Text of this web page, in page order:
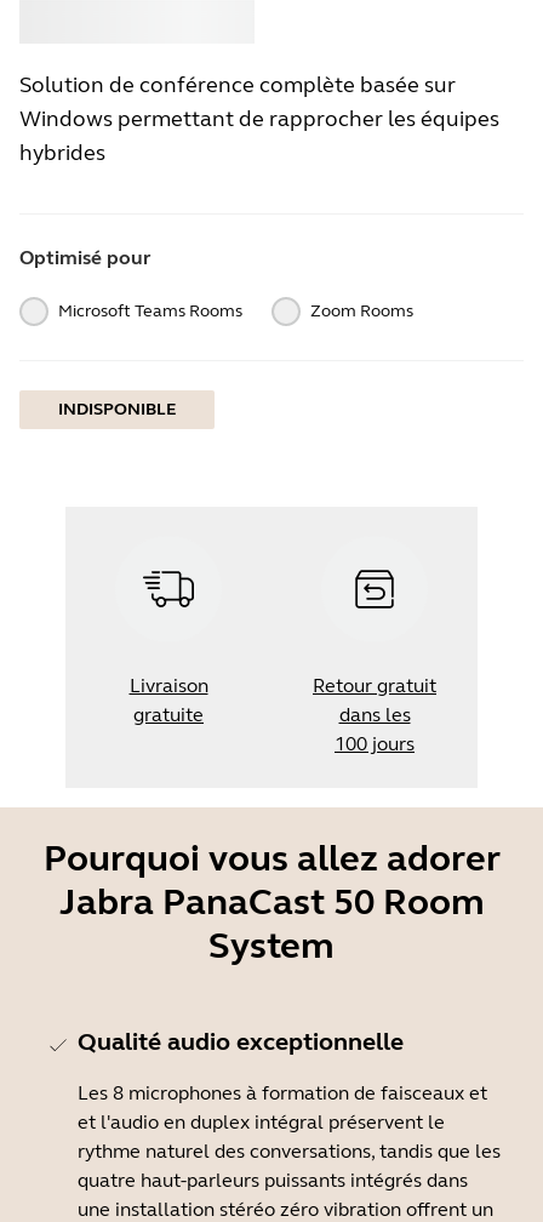
Solution de conférence complète basée sur
Windows permettant de rapprocher les équipes
hybrides
Optimisé pour
Microsoft Teams Rooms Zoom Rooms
INDISPONIBLE
Livraison
gratuite
Retour gratuit
dans les
100 jours
Pourquoi vous allez adorer
Jabra PanaCast 50 Room
System
Qualité audio exceptionnelle
Les 8 microphones à formation de faisceaux et
et l'audio en duplex intégral préservent le
rythme naturel des conversations, tandis que les
quatre haut-parleurs puissants intégrés dans
une installation stéréo zéro vibration offrent un